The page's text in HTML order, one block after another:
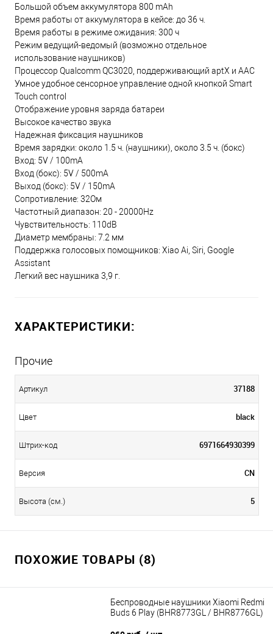
Большой объем аккумулятора 800 mAh
Время работы от аккумулятора в кейсе: до 36 ч.
Время работы в режиме ожидания: 300 ч
Режим ведущий-ведомый (возможно отдельное
использование наушников)
Процессор Qualcomm QC3020, поддерживающий aptX и AAC
Умное удобное сенсорное управление одной кнопкой Smart
Touch control
Отображение уровня заряда батареи
Высокое качество звука
Надежная фиксация наушников
Время зарядки: около 1.5 ч. (наушники), около 3.5 ч. (бокс)
Вход: 5V / 100mA
Вход (бокс): 5V / 500mA
Выход (бокс): 5V / 150mA
Сопротивление: 32Ом
Частотный диапазон: 20 - 20000Hz
Чувствительность: 110dB
Диаметр мембраны: 7.2 мм
Поддержка голосовых помощников: Xiao Ai, Siri, Google
Assistant
Легкий вес наушника 3,9 г.
ХАРАКТЕРИСТИКИ:
Прочие
Артикул 37188
Цвет black
Штрих-код 6971664930399
Версия CN
Высота (см.) 5
ПОХОЖИЕ ТОВАРЫ (8)
Беспроводные наушники Xiaomi Redmi
Buds 6 Play (BHR8773GL / BHR8776GL)